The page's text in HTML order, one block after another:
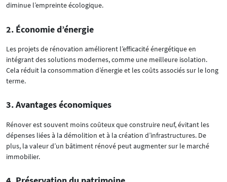
diminue l’empreinte écologique.
2. Économie d’énergie
Les projets de rénovation améliorent l’efficacité énergétique en
intégrant des solutions modernes, comme une meilleure isolation.
Cela réduit la consommation d’énergie et les coûts associés sur le long
terme.
3. Avantages économiques
Rénover est souvent moins coûteux que construire neuf, évitant les
dépenses liées à la démolition et à la création d’infrastructures. De
plus, la valeur d’un bâtiment rénové peut augmenter sur le marché
immobilier.